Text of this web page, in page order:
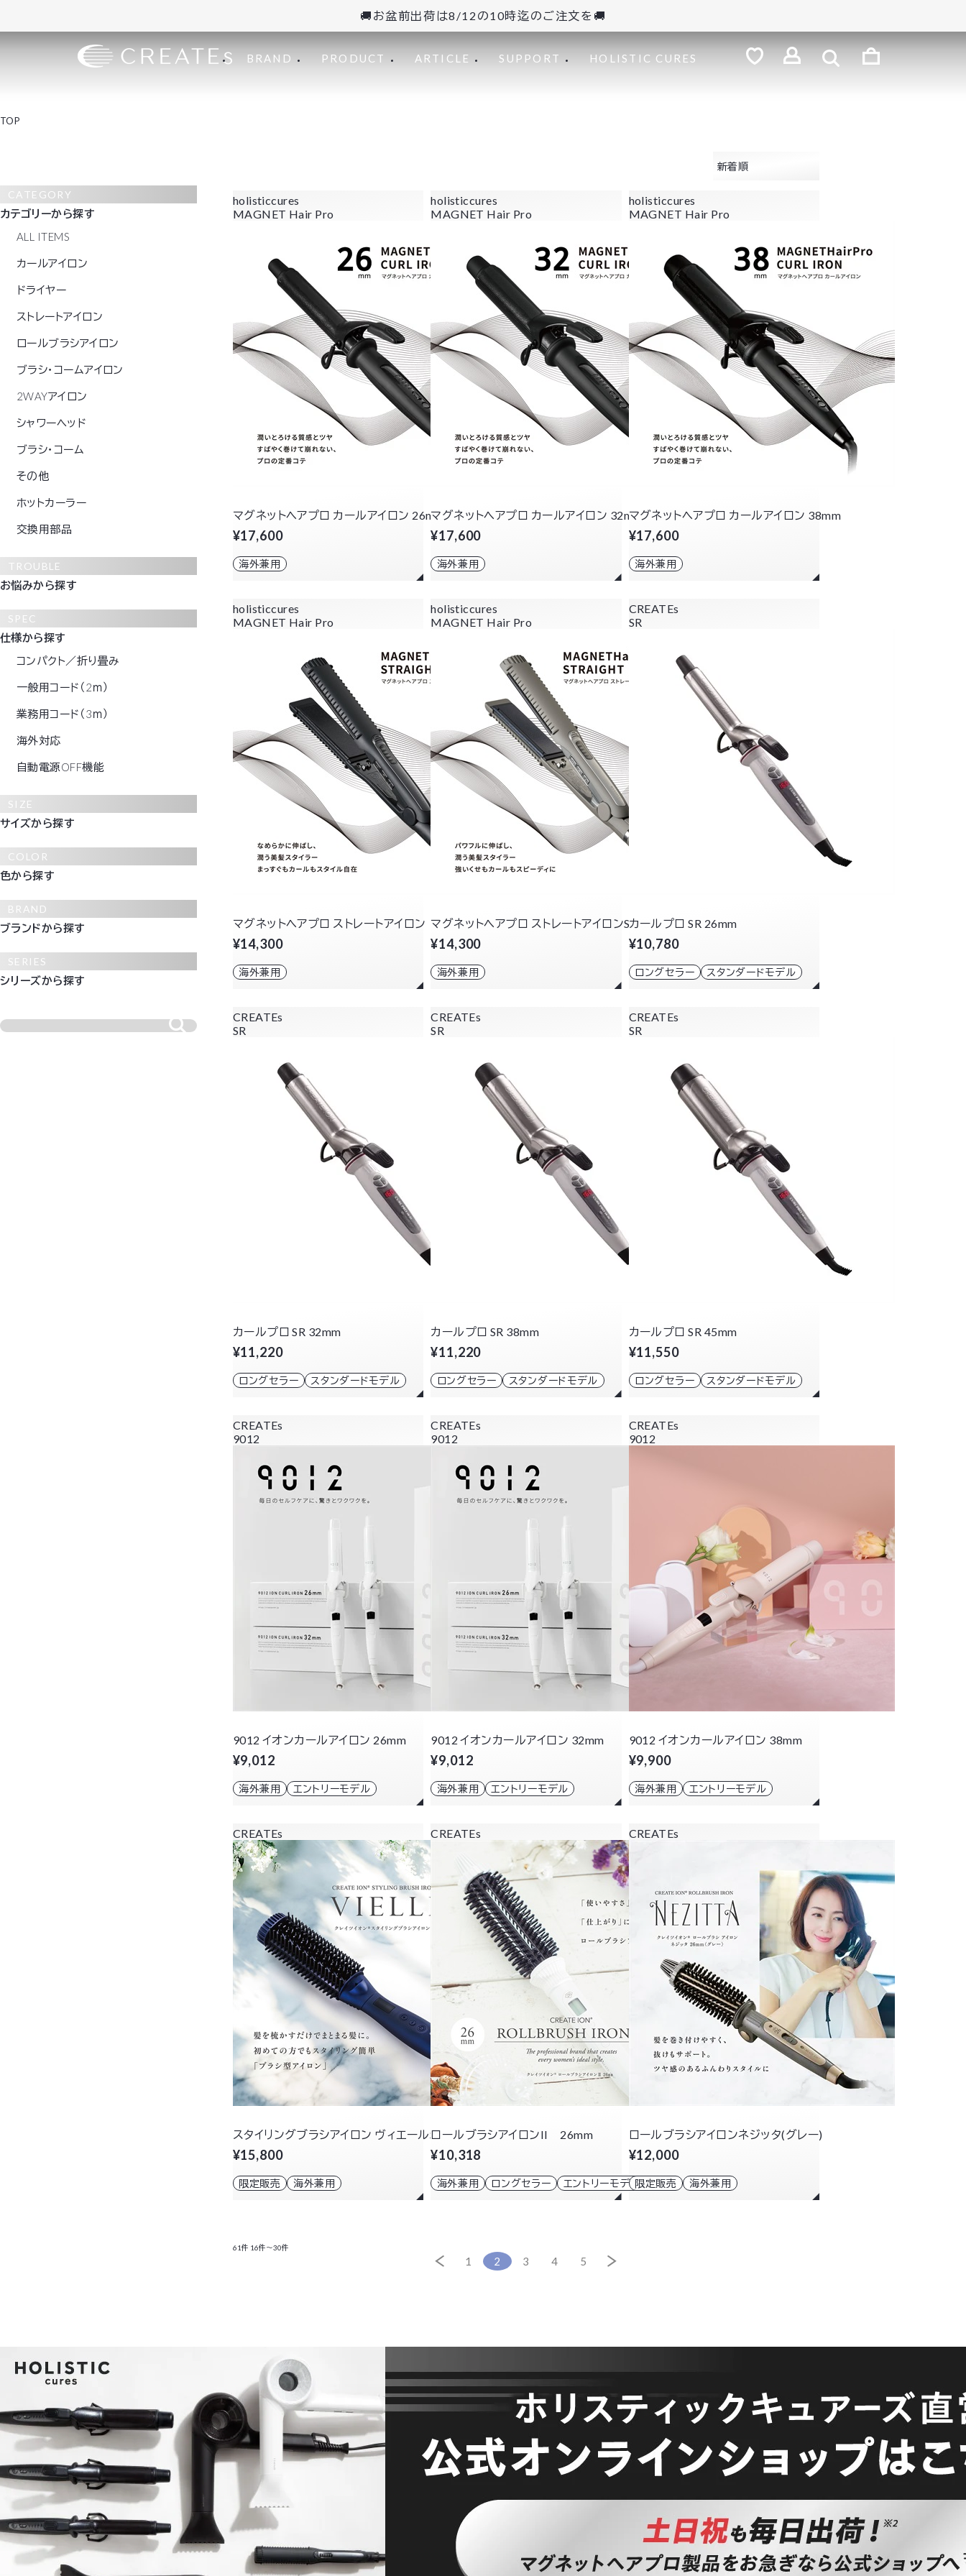
🚚お盆前出荷は8/12の10時迄のご注文を🚚
BRAND PRODUCT ARTICLE SUPPORT HOLISTIC CURES
TOP
CATEGORY
カテゴリーから探す
ALL ITEMS
カールアイロン
ドライヤー
ストレートアイロン
ロールブラシアイロン
ブラシ・コームアイロン
2WAYアイロン
シャワーヘッド
ブラシ・コーム
その他
ホットカーラー
交換用部品
TROUBLE
お悩みから探す
SPEC
仕様から探す
コンパクト／折り畳み
一般用コード（2ｍ）
業務用コード（3ｍ）
海外対応
自動電源OFF機能
SIZE
サイズから探す
COLOR
色から探す
BRAND
ブランドから探す
SERIES
シリーズから探す
新着順
holisticcures
MAGNET Hair Pro
マグネットヘアプロ カールアイロン 26mm
¥17,600
海外兼用
holisticcures
MAGNET Hair Pro
マグネットヘアプロ カールアイロン 32mm
¥17,600
海外兼用
holisticcures
MAGNET Hair Pro
マグネットヘアプロ カールアイロン 38mm
¥17,600
海外兼用
holisticcures
MAGNET Hair Pro
マグネットヘアプロ ストレートアイロン
¥14,300
海外兼用
holisticcures
MAGNET Hair Pro
マグネットヘアプロ ストレートアイロンS
¥14,300
海外兼用
CREATEs
SR
カールプロ SR 26mm
¥10,780
ロングセラー スタンダードモデル
CREATEs
SR
カールプロ SR 32mm
¥11,220
ロングセラー スタンダードモデル
CREATEs
SR
カールプロ SR 38mm
¥11,220
ロングセラー スタンダードモデル
CREATEs
SR
カールプロ SR 45mm
¥11,550
ロングセラー スタンダードモデル
CREATEs
9012
9012 イオンカールアイロン 26mm
¥9,012
海外兼用 エントリーモデル
CREATEs
9012
9012 イオンカールアイロン 32mm
¥9,012
海外兼用 エントリーモデル
CREATEs
9012
9012 イオンカールアイロン 38mm
¥9,900
海外兼用 エントリーモデル
CREATEs
スタイリングブラシアイロン ヴィエールS
¥15,800
限定販売 海外兼用
CREATEs
ロールブラシアイロンII 26mm
¥10,318
海外兼用 ロングセラー エントリーモデル
CREATEs
ロールブラシアイロンネジッタ(グレー)
¥12,000
限定販売 海外兼用
61件 16件～30件
1 2 3 4 5